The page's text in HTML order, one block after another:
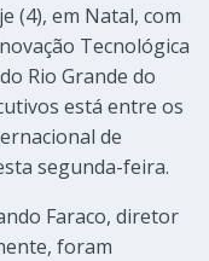
(4), em Natal, com
Tecnológica
Rio Grande do
está entre os
de
segunda-feira.
Faraco, diretor
foram